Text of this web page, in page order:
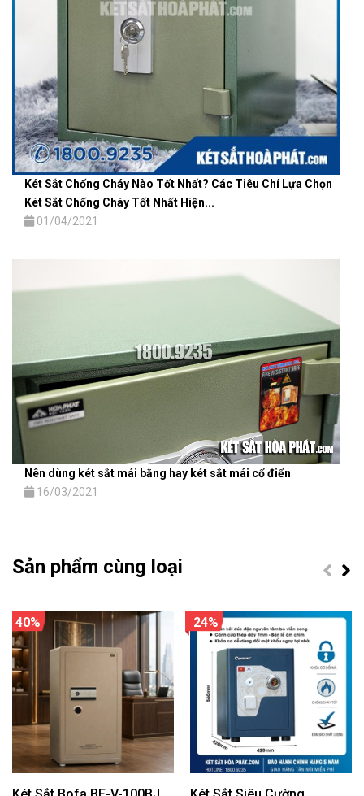
Két Sắt Chống Cháy Nào Tốt Nhất? Các Tiêu Chí Lựa Chọn
Két Sắt Chống Cháy Tốt Nhất Hiện...
01/04/2021
Nên dùng két sắt mái bằng hay két sắt mái cổ điển
16/03/2021
Sản phẩm cùng loại
40% 24%